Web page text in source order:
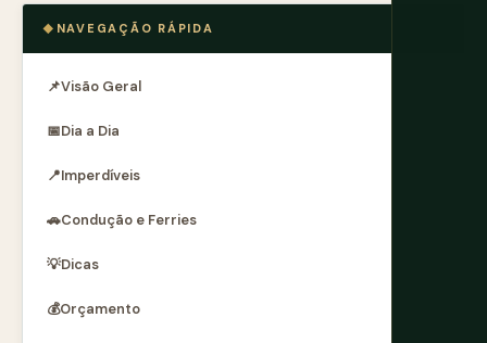
NAVEGAÇÃO RÁPIDA
📌Visão Geral
📅Dia a Dia
📍Imperdíveis
🚗Condução e Ferries
💡Dicas
💰Orçamento